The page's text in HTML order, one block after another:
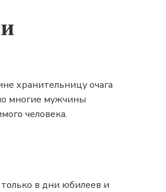
хранительницу очага
многие мужчины
человека.
в дни юбилеев и